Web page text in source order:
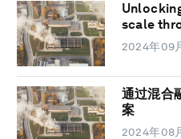
scale
2024年09
通过混合
案
2024年08